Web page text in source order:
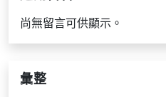
尚無留言可供顯示。
彙整